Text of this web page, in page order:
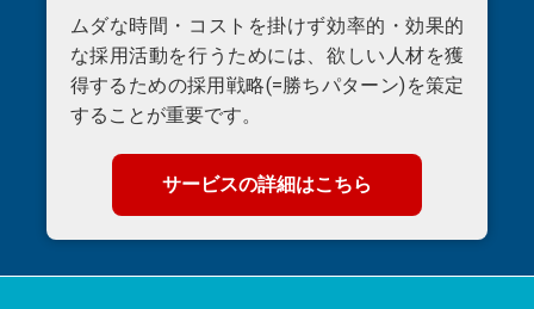
ムダな時間・コストを掛けず効率的・効果的
な採用活動を行うためには、欲しい人材を獲
得するための採用戦略(=勝ちパターン)を策定
することが重要です。
サービスの詳細はこちら